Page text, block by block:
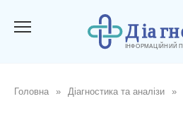
Головна » Діагностика та аналізи »